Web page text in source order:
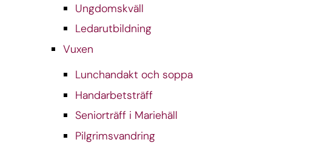
Ungdomskväll
Ledarutbildning
Vuxen
Lunchandakt och soppa
Handarbetsträff
Seniorträff i Mariehäll
Pilgrimsvandring